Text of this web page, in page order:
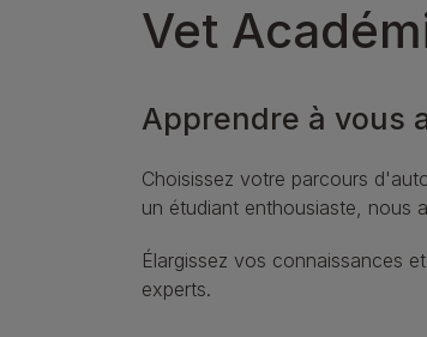
Vet
Apprendre à vous
Choisissez votre parcours
un étudiant enthousiaste, nous
Élargissez vos connaissances
experts.